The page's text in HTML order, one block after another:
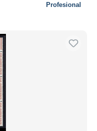
Profesional